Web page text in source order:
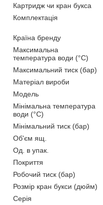
Картридж чи кран букса
Комплектація
Країна бренду
Максимальна
температура води (°C)
Максимальний тиск (бар)
Матеріал вироби
Мoдель
Мінімальна температура
води (°C)
Мінімальний тиск (бар)
Об'єм ящ.
Од. в упак.
Покриття
Робочий тиск (бар)
Розмір кран букси (дюйм)
Серія